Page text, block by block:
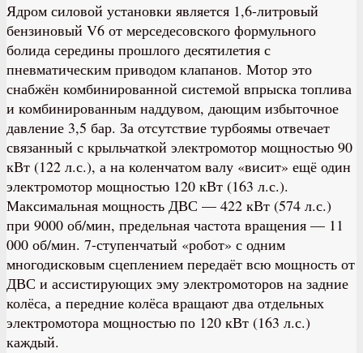
Ядром силовой установки является 1,6-литровый
бензиновый V6 от мерседесовского формульного
болида середины прошлого десятилетия с
пневматическим приводом клапанов. Мотор это
снабжён комбинированной системой впрыска топлива
и комбинированным наддувом, дающим избыточное
давление 3,5 бар. За отсутствие турбоямы отвечает
связанный с крыльчаткой электромотор мощностью 90
кВт (122 л.с.), а на коленчатом валу «висит» ещё один
электромотор мощностью 120 кВт (163 л.с.).
Максимальная мощность ДВС — 422 кВт (574 л.с.)
при 9000 об/мин, предельная частота вращения — 11
000 об/мин. 7-ступенчатый «робот» с одним
многодисковым сцеплением передаёт всю мощность от
ДВС и ассистирующих эму электромоторов на задние
колёса, а передние колёса вращают два отдельных
электромотора мощностью по 120 кВт (163 л.с.)
каждый.